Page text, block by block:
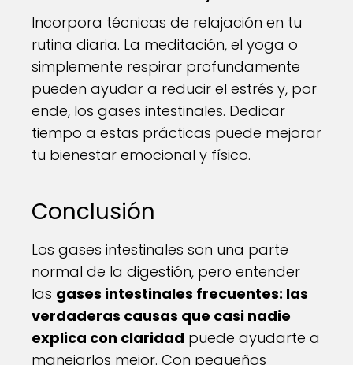
Incorpora técnicas de relajación en tu
rutina diaria. La meditación, el yoga o
simplemente respirar profundamente
pueden ayudar a reducir el estrés y, por
ende, los gases intestinales. Dedicar
tiempo a estas prácticas puede mejorar
tu bienestar emocional y físico.
Conclusión
Los gases intestinales son una parte
normal de la digestión, pero entender
las gases intestinales frecuentes: las
verdaderas causas que casi nadie
explica con claridad puede ayudarte a
manejarlos mejor. Con pequeños